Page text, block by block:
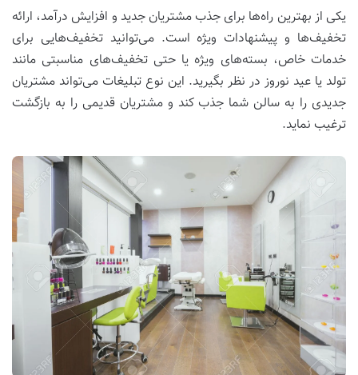
یکی از بهترین راه‌ها برای جذب مشتریان جدید و افزایش درآمد، ارائه
تخفیف‌ها و پیشنهادات ویژه است. می‌توانید تخفیف‌هایی برای
خدمات خاص، بسته‌های ویژه یا حتی تخفیف‌های مناسبتی مانند
تولد یا عید نوروز در نظر بگیرید. این نوع تبلیغات می‌تواند مشتریان
جدیدی را به سالن شما جذب کند و مشتریان قدیمی را به بازگشت
ترغیب نماید.